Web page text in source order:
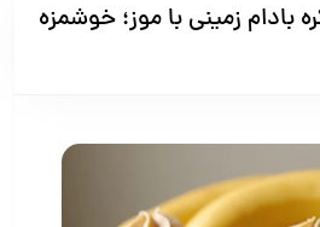
بادام زمینی با موز؛ خوشمزه